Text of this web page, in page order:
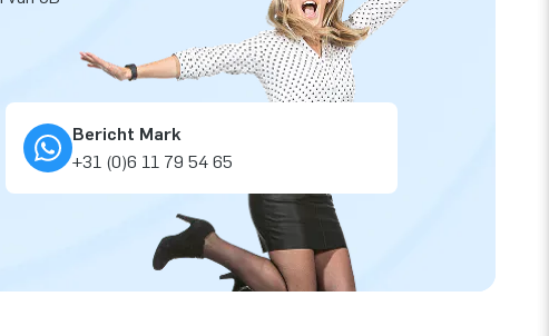
Bericht Mark
+31 (0)6 11 79 54 65